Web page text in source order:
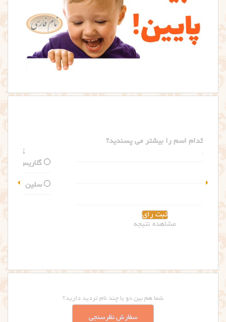
شما هم بین دو یا چند نام تردید دارید؟
سفارش نظرسنجی